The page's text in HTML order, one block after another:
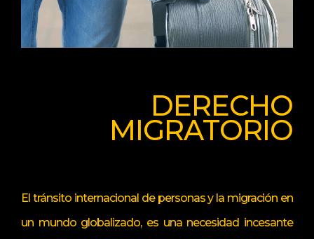
DERECHO
MIGRATORIO
El tránsito internacional de personas y la migración en
un mundo globalizado, es una necesidad incesante